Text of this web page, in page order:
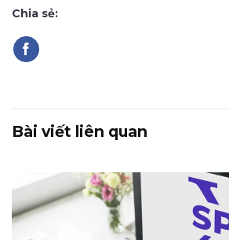
Chia sẻ:
Bài viết liên quan